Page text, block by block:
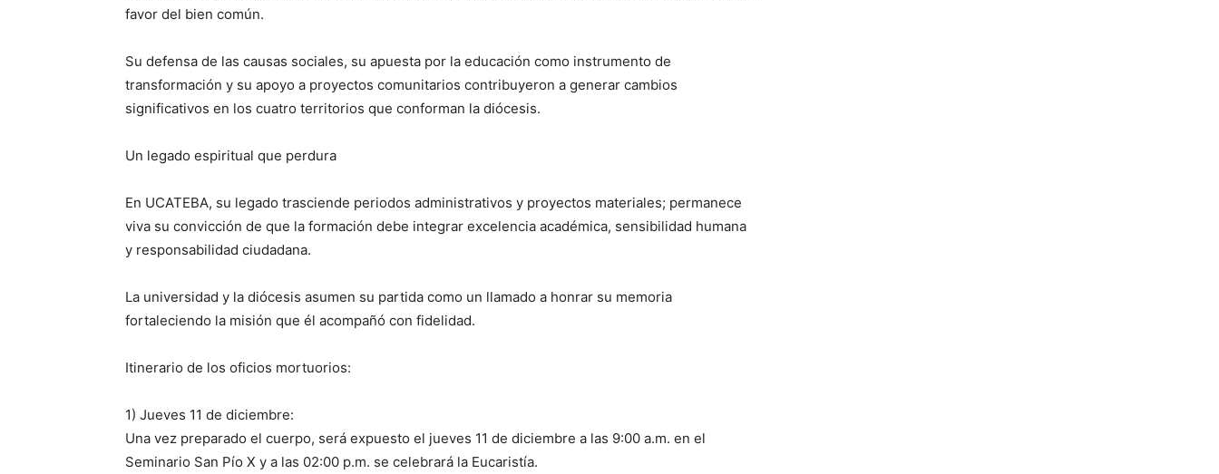
favor del bien común.
Su defensa de las causas sociales, su apuesta por la educación como instrumento de
transformación y su apoyo a proyectos comunitarios contribuyeron a generar cambios
significativos en los cuatro territorios que conforman la diócesis.
Un legado espiritual que perdura
En UCATEBA, su legado trasciende periodos administrativos y proyectos materiales; permanece
viva su convicción de que la formación debe integrar excelencia académica, sensibilidad humana
y responsabilidad ciudadana.
La universidad y la diócesis asumen su partida como un llamado a honrar su memoria
fortaleciendo la misión que él acompañó con fidelidad.
Itinerario de los oficios mortuorios:
1) Jueves 11 de diciembre:
Una vez preparado el cuerpo, será expuesto el jueves 11 de diciembre a las 9:00 a.m. en el
Seminario San Pío X y a las 02:00 p.m. se celebrará la Eucaristía.